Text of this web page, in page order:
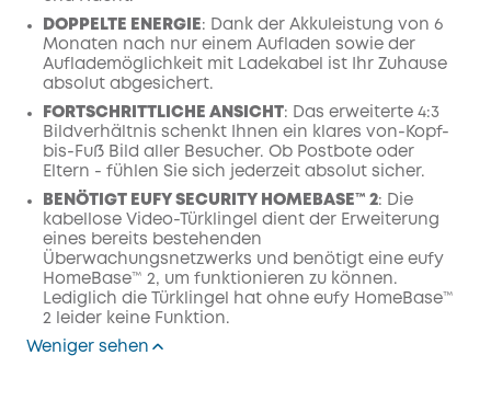
DOPPELTE ENERGIE: Dank der Akkuleistung von 6
Monaten nach nur einem Aufladen sowie der
Auflademöglichkeit mit Ladekabel ist Ihr Zuhause
absolut abgesichert.
FORTSCHRITTLICHE ANSICHT: Das erweiterte 4:3
Bildverhältnis schenkt Ihnen ein klares von-Kopf-
bis-Fuß Bild aller Besucher. Ob Postbote oder
Eltern - fühlen Sie sich jederzeit absolut sicher.
BENÖTIGT EUFY SECURITY HOMEBASE™ 2: Die
kabellose Video-Türklingel dient der Erweiterung
eines bereits bestehenden
Überwachungsnetzwerks und benötigt eine eufy
HomeBase™ 2, um funktionieren zu können.
Lediglich die Türklingel hat ohne eufy HomeBase™
2 leider keine Funktion.
Weniger sehen